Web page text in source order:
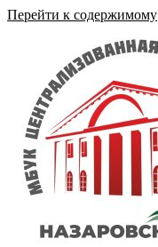
Перейти к содержимому